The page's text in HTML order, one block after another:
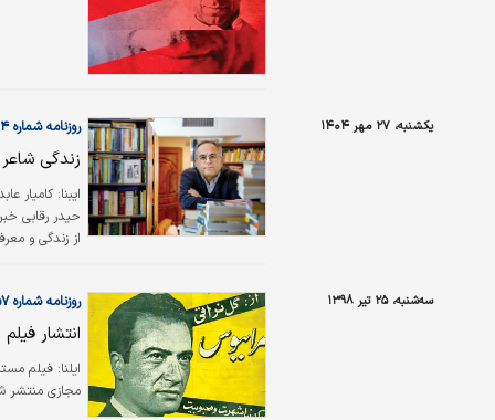
یکشنبه، ۲۷ مهر ۱۴۰۴ روزنامه شماره ۶۴۱۴
زندگی
ایبنا: کامیار
حیدر رقابی
از زندگی و
سه‌شنبه، ۲۵ تیر ۱۳۹۸ روزنامه شماره ۴۶۵۷
انتشار
ایلنا: فیلم
مجازی منتشر